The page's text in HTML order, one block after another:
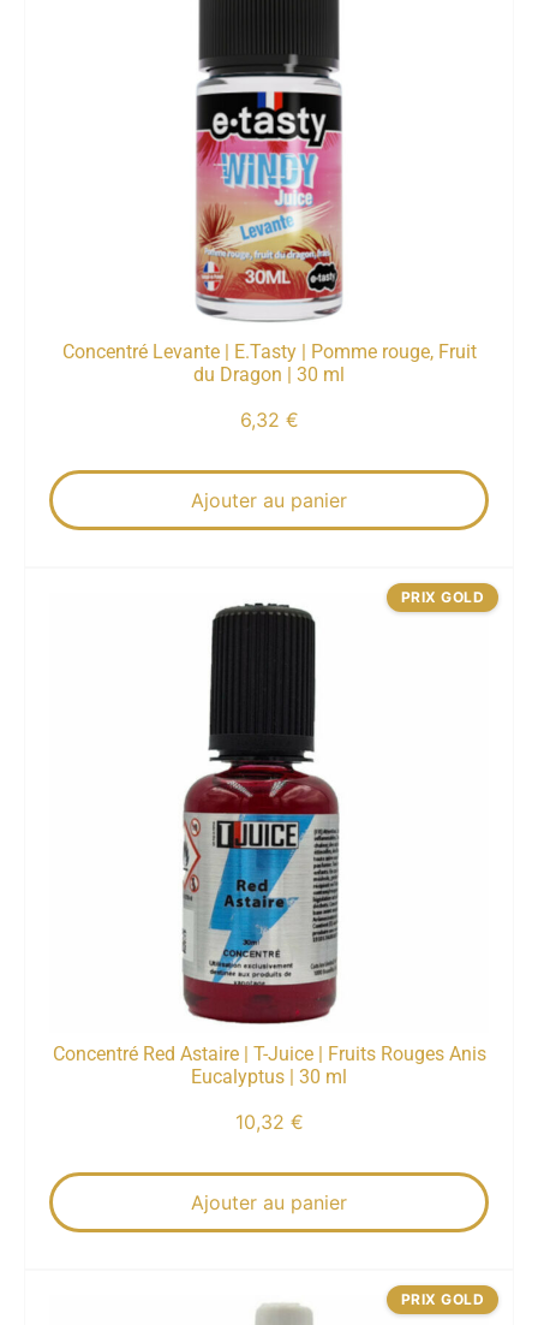
Concentré Levante | E.Tasty | Pomme rouge, Fruit
du Dragon | 30 ml
6,32 €
Ajouter au panier
Concentré Red Astaire | T-Juice | Fruits Rouges Anis
Eucalyptus | 30 ml
10,32 €
Ajouter au panier
PRIX GOLD
PRIX GOLD